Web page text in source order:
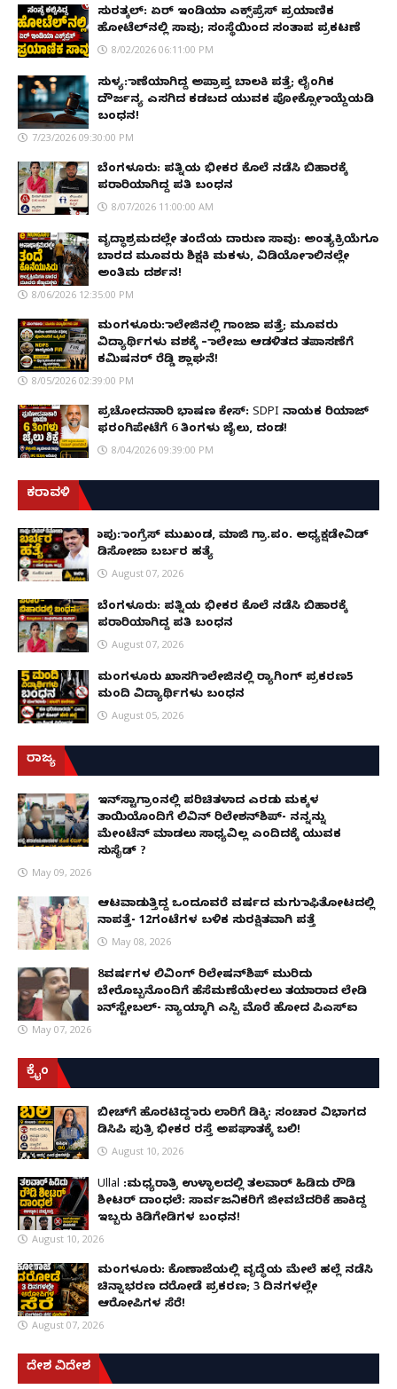
ಸುರತ್ಕಲ್: ಏರ್ ಇಂಡಿಯಾ ಎಕ್ಸ್‌ಪ್ರೆಸ್ ಪ್ರಯಾಣಿಕ
ಹೋಟೆಲ್‌ನಲ್ಲಿ ಸಾವು; ಸಂಸ್ಥೆಯಿಂದ ಸಂತಾಪ ಪ್ರಕಟಣೆ
8/02/2026 06:11:00 PM
ಸುಳ್ಯ: ಕಾಣೆಯಾಗಿದ್ದ ಅಪ್ರಾಪ್ತ ಬಾಲಕಿ ಪತ್ತೆ; ಲೈಂಗಿಕ
ದೌರ್ಜನ್ಯ ಎಸಗಿದ ಕಡಬದ ಯುವಕ ಪೋಕ್ಸೋ ಕಾಯ್ದೆಯಡಿ
ಬಂಧನ!
7/23/2026 09:30:00 PM
ಬೆಂಗಳೂರು: ಪತ್ನಿಯ ಭೀಕರ ಕೊಲೆ ನಡೆಸಿ ಬಿಹಾರಕ್ಕೆ
ಪರಾರಿಯಾಗಿದ್ದ ಪತಿ ಬಂಧನ
8/07/2026 11:00:00 AM
ವೃದ್ಧಾಶ್ರಮದಲ್ಲೇ ತಂದೆಯ ದಾರುಣ ಸಾವು: ಅಂತ್ಯಕ್ರಿಯೆಗೂ
ಬಾರದ ಮೂವರು ಶಿಕ್ಷಕಿ ಮಕಳು, ವಿಡಿಯೋ ಕಾಲಿನಲ್ಲೇ
ಅಂತಿಮ ದರ್ಶನ!
8/06/2026 12:35:00 PM
ಮಂಗಳೂರು: ಕಾಲೇಜಿನಲ್ಲಿ ಗಾಂಜಾ ಪತ್ತೆ; ಮೂವರು
ವಿದ್ಯಾರ್ಥಿಗಳು ವಶಕ್ಕೆ – ಕಾಲೇಜು ಆಡಳಿತದ ತಪಾಸಣೆಗೆ
ಕಮಿಷನರ್ ರೆಡ್ಡಿ ಶ್ಲಾಘನೆ!
8/05/2026 02:39:00 PM
ಪ್ರಚೋದನಾಕಾರಿ ಭಾಷಣ ಕೇಸ್: SDPI ನಾಯಕ ರಿಯಾಜ್
ಫರಂಗಿಪೇಟೆಗೆ 6 ತಿಂಗಳು ಜೈಲು, ದಂಡ!
8/04/2026 09:39:00 PM
ಕರಾವಳಿ
ಕಾಪು: ಕಾಂಗ್ರೆಸ್ ಮುಖಂಡ, ಮಾಜಿ ಗ್ರಾ.ಪಂ. ಅಧ್ಯಕ್ಷಡೇವಿಡ್
ಡಿಸೋಜಾ ಬರ್ಬರ ಹತ್ಯೆ
August 07, 2026
ಬೆಂಗಳೂರು: ಪತ್ನಿಯ ಭೀಕರ ಕೊಲೆ ನಡೆಸಿ ಬಿಹಾರಕ್ಕೆ
ಪರಾರಿಯಾಗಿದ್ದ ಪತಿ ಬಂಧನ
August 07, 2026
ಮಂಗಳೂರು ಖಾಸಗಿ ಕಾಲೇಜಿನಲ್ಲಿ ರ‌್ಯಾಗಿಂಗ್ ಪ್ರಕರಣ5
ಮಂದಿ ವಿದ್ಯಾರ್ಥಿಗಳು ಬಂಧನ
August 05, 2026
ರಾಜ್ಯ
ಇನ್​ಸ್ಟಾಗ್ರಾಂನಲ್ಲಿ ಪರಿಚಿತಳಾದ ಎರಡು ಮಕ್ಕಳ
ತಾಯಿಯೊಂದಿಗೆ ಲಿವಿನ್ ರಿಲೇಶನ್​ಶಿಪ್- ನನ್ನನ್ನು
ಮೇಂಟೆನ್ ಮಾಡಲು ಸಾಧ್ಯವಿಲ್ಲ ಎಂದಿದಕ್ಕೆ ಯುವಕ
ಸುಸೈಡ್ ?
May 09, 2026
ಆಟವಾಡುತ್ತಿದ್ದ ಒಂದೂವರೆ ವರ್ಷದ ಮಗು ಕಾಫಿತೋಟದಲ್ಲಿ
ನಾಪತ್ತೆ- 12ಗಂಟೆಗಳ ಬಳಿಕ ಸುರಕ್ಷಿತವಾಗಿ ಪತ್ತೆ
May 08, 2026
8ವರ್ಷಗಳ ಲಿವಿಂಗ್‌ ರಿಲೇಷನ್‌ಶಿಪ್ ಮುರಿದು
ಬೇರೊಬ್ಬನೊಂದಿಗೆ ಹೆಸೆಮಣೆಯೇರಲು ತಯಾರಾದ ಲೇಡಿ
ಕಾನ್‌ಸ್ಟೇಬಲ್- ನ್ಯಾಯಕ್ಕಾಗಿ ಎಸ್ಪಿ ಮೊರೆ ಹೋದ ಪಿಎಸ್ಐ
May 07, 2026
ಕ್ರೈಂ
ಬೀಚ್‌ಗೆ ಹೊರಟಿದ್ದ ಕಾರು ಲಾರಿಗೆ ಡಿಕ್ಕಿ: ಸಂಚಾರ ವಿಭಾಗದ
ಡಿಸಿಪಿ ಪುತ್ರಿ ಭೀಕರ ರಸ್ತೆ ಅಪಘಾತಕ್ಕೆ ಬಲಿ!
August 10, 2026
Ullal :ಮಧ್ಯರಾತ್ರಿ ಉಳ್ಳಾಲದಲ್ಲಿ ತಲವಾರ್ ಹಿಡಿದು ರೌಡಿ
ಶೀಟರ್ ದಾಂಧಲೆ: ಸಾರ್ವಜನಿಕರಿಗೆ ಜೀವಬೆದರಿಕೆ ಹಾಕಿದ್ದ
ಇಬ್ಬರು ಕಿಡಿಗೇಡಿಗಳ ಬಂಧನ!
August 10, 2026
ಮಂಗಳೂರು: ಕೊಣಾಜೆಯಲ್ಲಿ ವೃದ್ಧೆಯ ಮೇಲೆ ಹಲ್ಲೆ ನಡೆಸಿ
ಚಿನ್ನಾಭರಣ ದರೋಡೆ ಪ್ರಕರಣ; 3 ದಿನಗಳಲ್ಲೇ
ಆರೋಪಿಗಳ ಸೆರೆ!
August 07, 2026
ದೇಶ ವಿದೇಶ